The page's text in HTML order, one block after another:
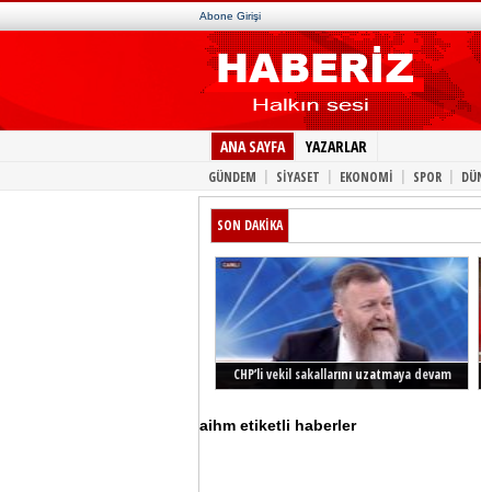
Abone Girişi
ANA SAYFA YAZARLAR
GÜNDEM | SİYASET | EKONOMİ | SPOR |
SON DAKİKA
CHP’li vekil sakallarını uzatmaya devam
aihm etiketli haberler